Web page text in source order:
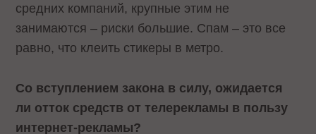
средних компаний, крупные этим не
занимаются – риски большие. Спам – это все
равно, что клеить стикеры в метро.
Со вступлением закона в силу, ожидается
ли отток средств от телерекламы в пользу
интернет-рекламы?